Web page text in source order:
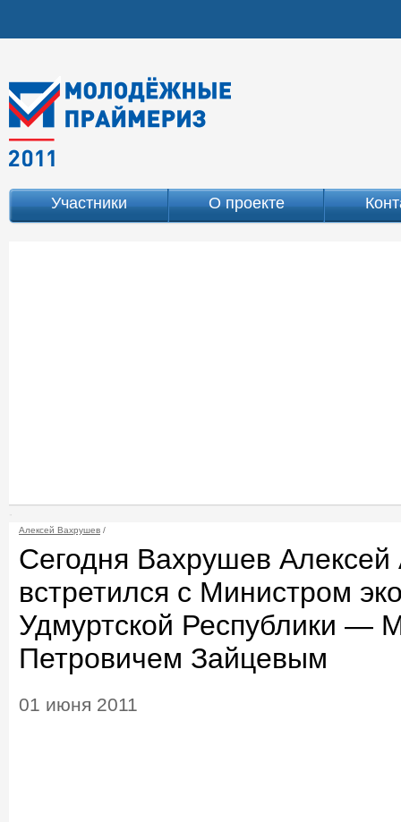
Участники О проекте
Алексей Вахрушев /
Сегодня Вахрушев Алексей
встретился с Министром
Удмуртской Республики —
Петровичем Зайцевым
01 июня 2011